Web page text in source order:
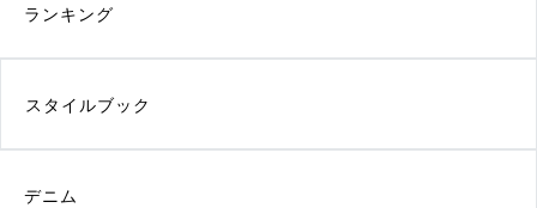
ランキング
スタイルブック
デニム